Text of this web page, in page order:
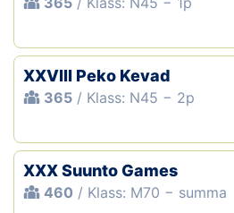
XXVIII Peko Kevad
365 / Klass: N45 − 2p
XXX Suunto Games
460 / Klass: M70 − summa